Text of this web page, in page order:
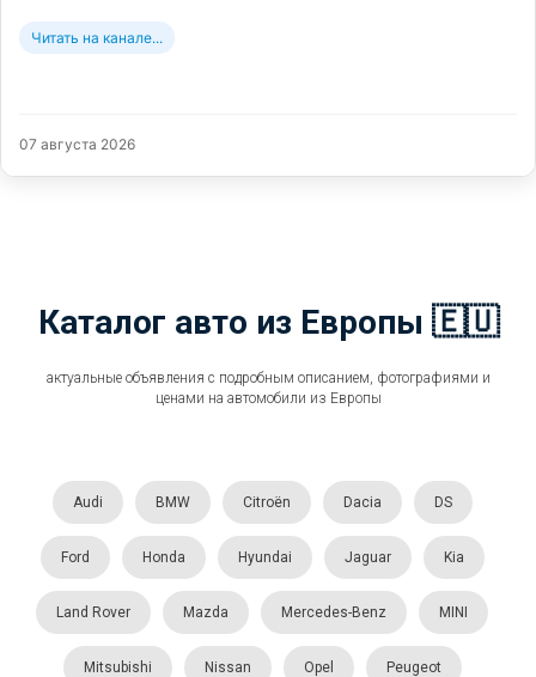
Читать на канале...
07 августа 2026
Каталог авто из Европы 🇪🇺
актуальные объявления с подробным описанием, фотографиями и
ценами на автомобили из Европы
Audi BMW Citroën Dacia DS
Ford Honda Hyundai Jaguar Kia
Land Rover Mazda Mercedes-Benz MINI
Mitsubishi Nissan Opel Peugeot